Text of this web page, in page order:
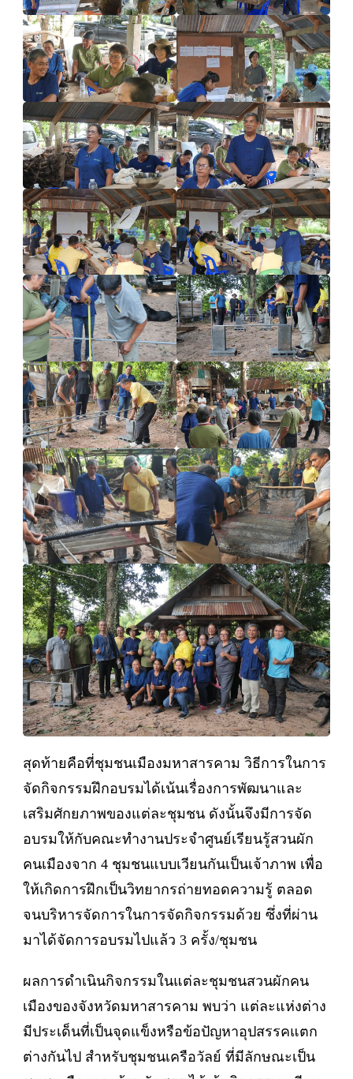
สุดท้ายคือที่ชุมชนเมืองมหาสารคาม วิธีการในการ
จัดกิจกรรมฝึกอบรมได้เน้นเรื่องการพัฒนาและ
เสริมศักยภาพของแต่ละชุมชน ดังนั้นจึงมีการจัด
อบรมให้กับคณะทำงานประจำศูนย์เรียนรู้สวนผัก
คนเมืองจาก 4 ชุมชนแบบเวียนกันเป็นเจ้าภาพ เพื่อ
ให้เกิดการฝึกเป็นวิทยากรถ่ายทอดความรู้ ตลอด
จนบริหารจัดการในการจัดกิจกรรมด้วย ซึ่งที่ผ่าน
มาได้จัดการอบรมไปแล้ว 3 ครั้ง/ชุมชน
ผลการดำเนินกิจกรรมในแต่ละชุมชนสวนผักคน
เมืองของจังหวัดมหาสารคาม พบว่า แต่ละแห่งต่าง
มีประเด็นที่เป็นจุดแข็งหรือข้อปัญหาอุปสรรคแตก
ต่างกันไป สำหรับชุมชนเครือวัลย์ ที่มีลักษณะเป็น